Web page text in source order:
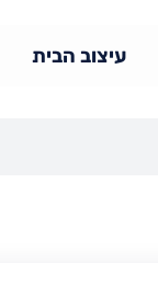
עיצוב הבית